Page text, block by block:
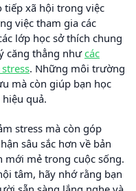
xã hội trong việc
việc tham gia các
lớp học sở thích chung
căng thẳng nhưcác
. Những môi trường
mà còn giúp bạn học
quả.
stress mà còn góp
sâu sắc hơn về bản
mẻ trong cuộc sống.
tâm, hãy nhớ rằng bạn